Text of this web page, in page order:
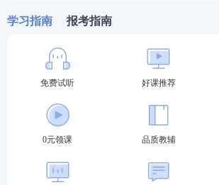
本次考试的试题对比去年来看，中规
存在极少数冷门考点但不影响考试整
二、考题考查特点总结
主观题考点较为固定，着重强调对原
选项中出现模棱两可的情况经常出现
学习指南 报考指南
免费试听 好课推荐
0元领课 品质教辅